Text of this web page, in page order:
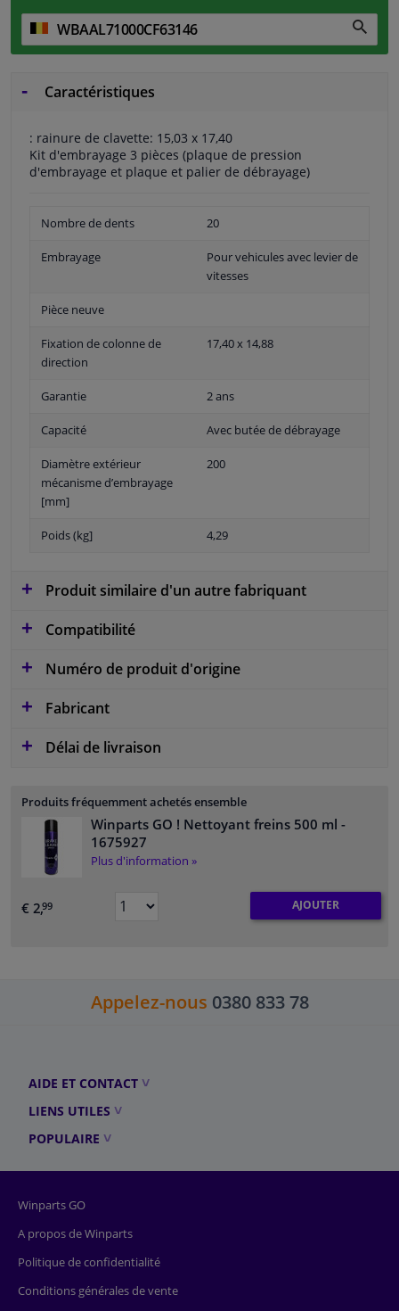
Caractéristiques
: rainure de clavette: 15,03 x 17,40
Kit d'embrayage 3 pièces (plaque de pression
d'embrayage et plaque et palier de débrayage)
Nombre de dents 20
Embrayage
Pour vehicules avec levier de
vitesses
Pièce neuve
Fixation de colonne de
direction
17,40 x 14,88
Garantie 2 ans
Capacité Avec butée de débrayage
Diamètre extérieur
mécanisme d’embrayage
[mm]
200
Poids (kg] 4,29
Produit similaire d'un autre fabriquant
Compatibilité
Numéro de produit d'origine
Fabricant
Délai de livraison
Produits fréquemment achetés ensemble
Winparts GO ! Nettoyant freins 500 ml -
1675927
Plus d'information »
€ 2,99 AJOUTER
Appelez-nous 0380 833 78
AIDE ET CONTACT
LIENS UTILES
POPULAIRE
Winparts GO
A propos de Winparts
Politique de confidentialité
Conditions générales de vente